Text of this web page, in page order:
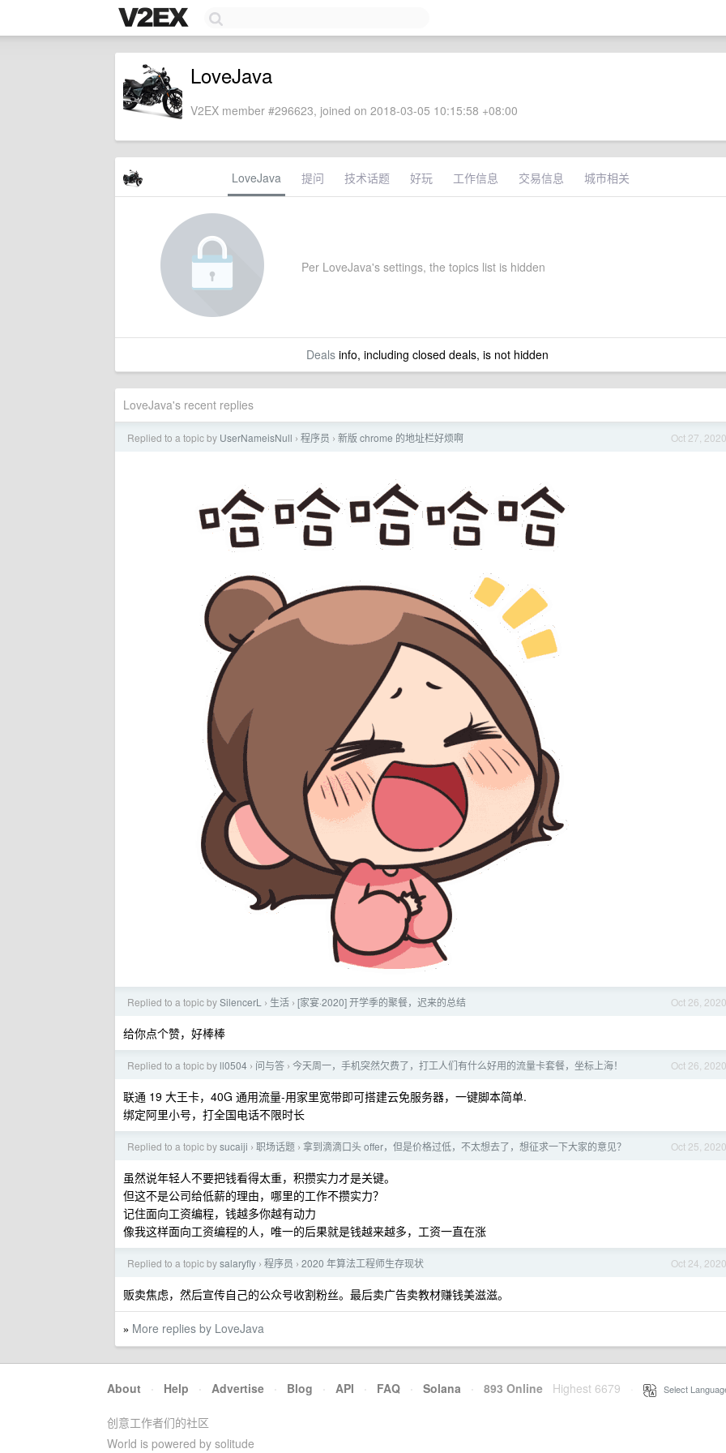
LoveJava
V2EX member #296623, joined on 2018-03-05 10:15:58 +08:00
LoveJava 提问 技术话题 好玩 工作信息 交易信息 城市相关
Per LoveJava's settings, the topics list is hidden
Dealsinfo, including closed deals, is not hidden
LoveJava's recent replies
Oct 27, 2020
Replied to a topic by UserNameisNull › 程序员 › 新版 chrome 的地址栏好烦啊
Oct 26, 2020
Replied to a topic bySilencerL › 生活 › [家宴·2020] 开学季的聚餐，迟来的总结
给你点个赞，好棒棒
Oct 26, 2020
Replied to a topic by ll0504 › 问与答 › 今天周一，手机突然欠费了，打工人们有什么好用的流量卡套餐，坐标上海！
联通 19 大王卡，40G 通用流量-用家里宽带即可搭建云免服务器，一键脚本简单.
绑定阿里小号，打全国电话不限时长
Oct 25, 2020
Replied to a topic bysucaiji › 职场话题 › 拿到滴滴口头 offer，但是价格过低，不太想去了，想征求一下大家的意见？
虽然说年轻人不要把钱看得太重，积攒实力才是关键。
但这不是公司给低薪的理由，哪里的工作不攒实力？
记住面向工资编程，钱越多你越有动力
像我这样面向工资编程的人，唯一的后果就是钱越来越多，工资一直在涨
Oct 24, 2020
Replied to a topic bysalaryfly › 程序员 › 2020 年算法工程师生存现状
贩卖焦虑，然后宣传自己的公众号收割粉丝。最后卖广告卖教材赚钱美滋滋。
» More replies by LoveJava
About · Help · Advertise · Blog · API · FAQ · Solana · 893 Online Highest 6679 Select
创意工作者们的社区
World is powered by solitude